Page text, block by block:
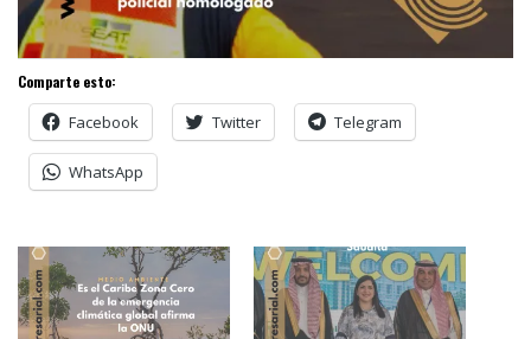
Comparte esto:
Facebook Twitter Telegram
WhatsApp